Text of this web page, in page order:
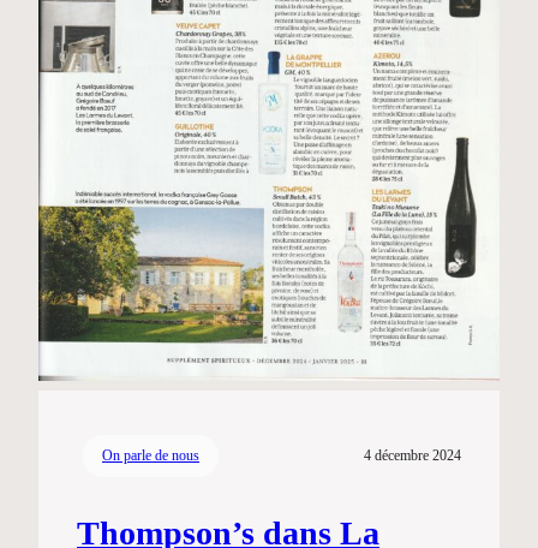
On parle de nous 4 décembre 2024
Thompson’s dans La